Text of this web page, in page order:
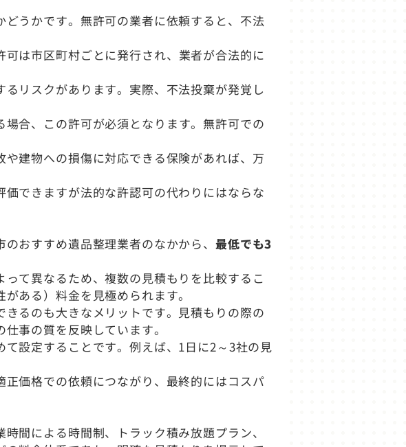
うかです。無許可の業者に依頼すると、不法
可は市区町村ごとに発行され、業者が合法的に
リスクがあります。実際、不法投棄が発覚し
合、この許可が必須となります。無許可での
建物への損傷に対応できる保険があれば、万
できますが法的な許認可の代わりにはならな
おすすめ遺品整理業者のなかから、最低でも3
て異なるため、複数の見積もりを比較するこ
ある）料金を見極められます。
るのも大きなメリットです。見積もりの際の
事の質を反映しています。
設定することです。例えば、1日に2～3社の見
価格での依頼につながり、最終的にはコスパ
間による時間制、トラック積み放題プラン、